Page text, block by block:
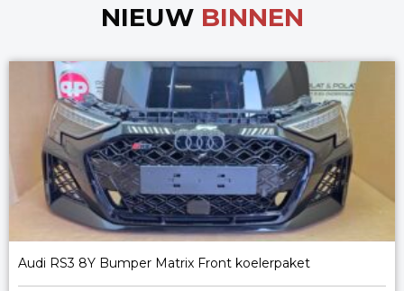
NIEUW BINNEN
Audi RS3 8Y Bumper Matrix Front koelerpaket